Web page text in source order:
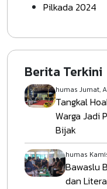
Pilkada 2024
Berita Terkini
humas Jumat,
Tangkal
Warga Jadi
Bijak
humas
Bawaslu
dan